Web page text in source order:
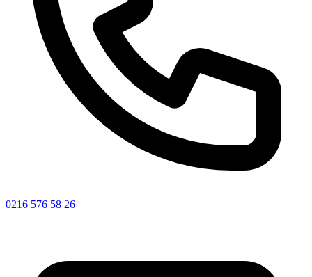
0216 576 58 26